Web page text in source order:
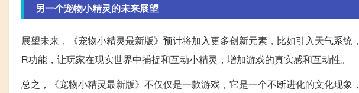
另一个宠物小精灵的未来展望
展望未来，《宠物小精灵最新版》预计将加入更多创新元素，比如引入天气系
R功能，让玩家在现实世界中捕捉和互动小精灵，增加游戏的真实感和互动性。
总之，《宠物小精灵最新版》不仅仅是一款游戏，它是一个不断进化的文化现